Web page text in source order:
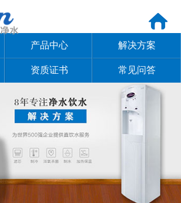
产品中心 解决方案
资质证书 常见问答